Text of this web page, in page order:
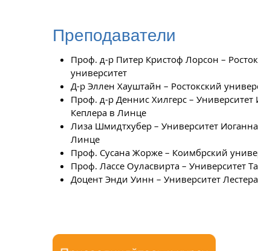
Преподаватели
Проф. д-р Питер Кристоф Лорсон –
университет
Д-р Эллен Хауштайн – Ростокский
Проф. д-р Деннис Хилгерс – Университет
Кеплера в Линце
Лиза Шмидтхубер – Университет
Линце
Проф. Сусана Жорже – Коимбрский
Проф. Лассе Оуласвирта – Университет
Доцент Энди Уинн – Университет Лестера